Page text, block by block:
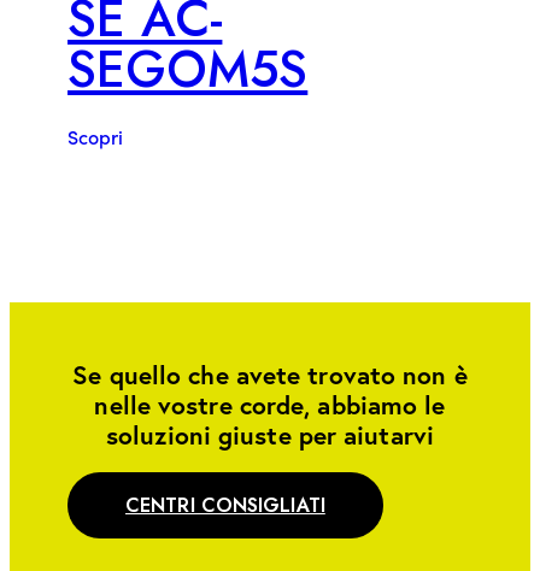
SE AC-
SEGOM5S
Scopri
Se quello che avete trovato non è
nelle vostre corde, abbiamo le
soluzioni giuste per aiutarvi
CENTRI CONSIGLIATI